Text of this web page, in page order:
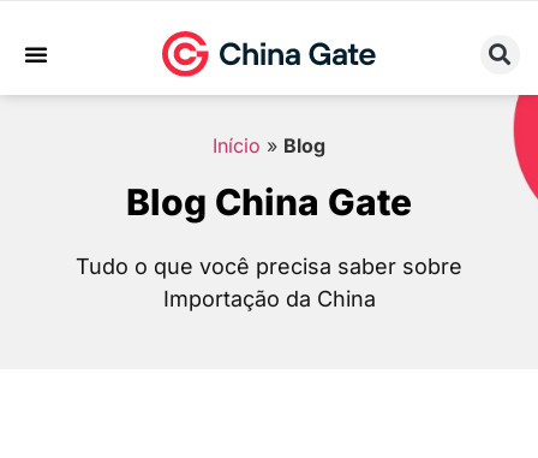
Início » Blog
Blog China Gate
Tudo o que você precisa saber sobre
Importação da China